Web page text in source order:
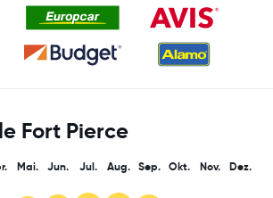
Fort Pierce
Mai. Jun. Jul. Aug. Sep. Okt. Nov. Dez.